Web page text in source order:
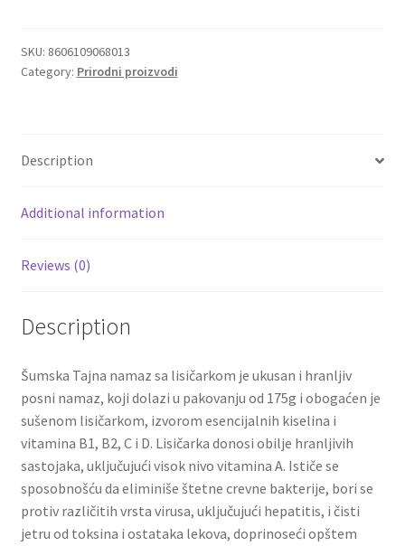
Cvece
Destilati
Jack Daniel’s
Rakija
Poklon aranzmani izdvajamo
Pokloni
Pokloni za 8. mart
Pokloni za Dan zaljubljenih
sa
lisičarkom
quantity
SKU: 8606109068013
Category: Prirodni proizvodi
Description
Additional information
Reviews (0)
Description
Šumska Tajna namaz sa lisičarkom je ukusan i hranljiv
posni namaz, koji dolazi u pakovanju od 175g i obogaćen je
sušenom lisičarkom, izvorom esencijalnih kiselina i
vitamina B1, B2, C i D. Lisičarka donosi obilje hranljivih
sastojaka, uključujući visok nivo vitamina A. Ističe se
sposobnošću da eliminiše štetne crevne bakterije, bori se
protiv različitih vrsta virusa, uključujući hepatitis, i čisti
jetru od toksina i ostataka lekova, doprinoseći opštem